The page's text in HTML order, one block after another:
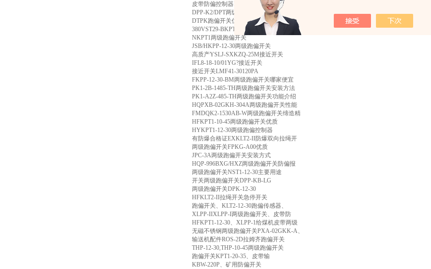
皮带防偏控制器DKT-A36/LQ活动
DPP-K2/DPT两级跑偏开关带LED指示灯
DTPK跑偏开关优质
380VST29-BKPT1-10-45
防爆两级
NKPT1两级跑偏开关
JSB/HKPP-12-30两级跑偏开关
高质产YSLJ-SXKZQ-25M接近开关
IFL8-18-10/01YG?接近开关
接近开关LMF41-30120PA
FKPP-12-30-BM两级跑偏开关哪家便宜
PK1-2B-1485-TH两级跑偏开关安装方法
PK1-A2Z-485-TH两级跑偏开关功能介绍
HQPXB-02GKH-304A两级跑偏开关性能
FMDQK2-1530AB-W两级跑偏开关缔造精
HFKPT1-10-45两级跑偏开关优质
HYKPT1-12-30两级跑偏控制器
有防爆合格证EXKLT2-II防爆双向拉绳开
两级跑偏开关FPKG-A00优质
JPC-3A两级跑偏开关安装方式
HQP-996BXG/HXZ两级跑偏开关防偏报
两级跑偏开关NST1-12-30主要用途
开关两级跑偏开关DPP-KB-LG
两级跑偏开关DPK-12-30
HFKLT2-II拉绳开关急停开关
跑偏开关、 KLT2-12-30跑偏传感器、
XLPP-IIXLPP-I两级跑偏开关、皮带防
HFKPT1-12-30、 XLPP-1给煤机皮带两级
无磁不锈钢两级跑偏开关PXA-02GKK-A、
输送机配件ROS-2D拉姆齐跑偏开关
THP-12-30,THP-10-45两级跑偏开关
跑偏开关KPT1-20-35、皮带输
KBW-220P、矿用防偏开关